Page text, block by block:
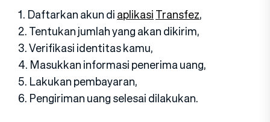
1. Daftarkan akun diaplikasiTransfez,
2. Tentukan jumlah yang akan dikirim,
3. Verifikasi identitas kamu,
4. Masukkan informasi penerima uang,
5. Lakukan pembayaran,
6. Pengiriman uang selesai dilakukan.